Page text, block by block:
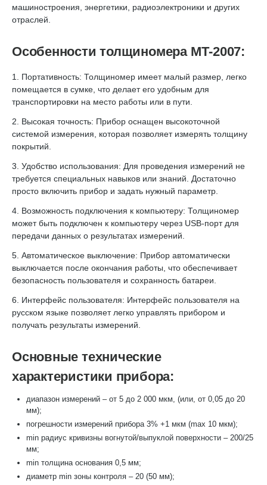
машиностроения, энергетики, радиоэлектроники и других
отраслей.
Особенности толщиномера МТ-2007:
1. Портативность: Толщиномер имеет малый размер, легко
помещается в сумке, что делает его удобным для
транспортировки на место работы или в пути.
2. Высокая точность: Прибор оснащен высокоточной
системой измерения, которая позволяет измерять толщину
покрытий.
3. Удобство использования: Для проведения измерений не
требуется специальных навыков или знаний. Достаточно
просто включить прибор и задать нужный параметр.
4. Возможность подключения к компьютеру: Толщиномер
может быть подключен к компьютеру через USB-порт для
передачи данных о результатах измерений.
5. Автоматическое выключение: Прибор автоматически
выключается после окончания работы, что обеспечивает
безопасность пользователя и сохранность батареи.
6. Интерфейс пользователя: Интерфейс пользователя на
русском языке позволяет легко управлять прибором и
получать результаты измерений.
Основные технические
характеристики прибора:
диапазон измерений – от 5 до 2 000 мкм, (или, от 0,05 до 20
мм);
погрешности измерений прибора 3% +1 мкм (max 10 мкм);
min радиус кривизны вогнутой/выпуклой поверхности – 200/25
мм;
min толщина основания 0,5 мм;
диаметр min зоны контроля – 20 (50 мм);